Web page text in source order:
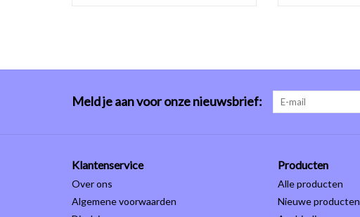
Meld je aan voor onze nieuwsbrief:
Klantenservice
Over ons
Algemene voorwaarden
Producten
Alle producten
Nieuwe producten